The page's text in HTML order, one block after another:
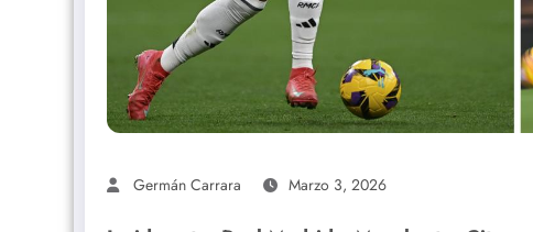
Germán Carrara Marzo 3, 2026